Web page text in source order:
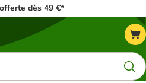
dès 49 €*